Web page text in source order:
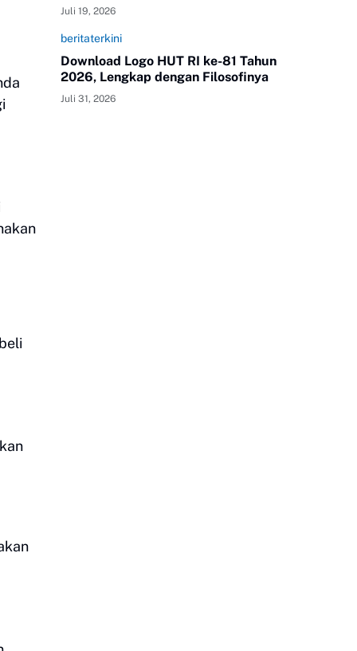
Juli 19, 2026
beritaterkini
Download Logo HUT RI ke-81 Tahun
2026, Lengkap dengan Filosofinya
Juli 31, 2026